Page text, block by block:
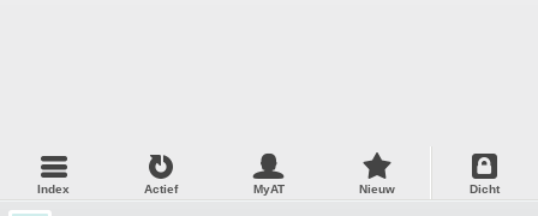
Index Actief MyAT Nieuw Dicht